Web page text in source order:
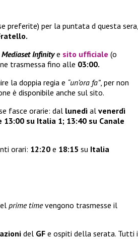
preferite) per la puntata d questa sera,
Mediaset Infinitye sito ufficiale (o
trasmessa fino alle 03:00.
la doppia regia e “un’ora fa”, per non
è disponibile anche sul sito.
fasce orarie: dal lunedì al venerdì
13:00 su Italia 1; 13:40 su Canale
orari: 12:20 e 18:15 su Italia
prime timevengono trasmesse il
del GF e ospiti della serata. Tutti i